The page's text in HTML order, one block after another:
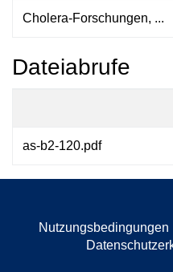
Cholera-Forschungen, ...
Dateiabrufe
as-b2-120.pdf
Nutzungsbedingungen